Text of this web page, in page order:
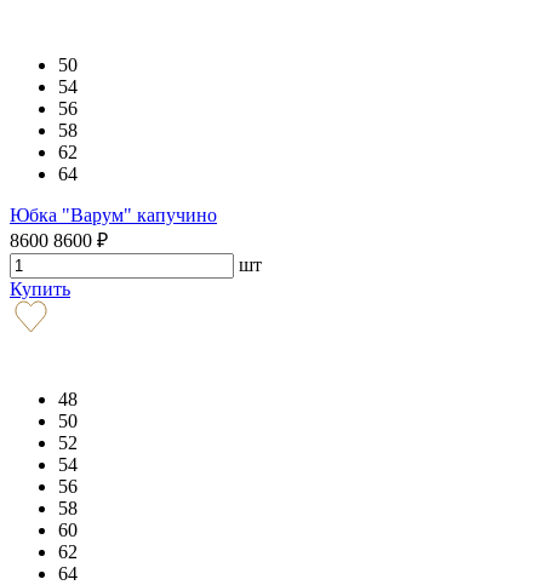
50
54
56
58
62
64
Юбка "Варум" капучино
8600 8600 ₽
шт
Купить
48
50
52
54
56
58
60
62
64